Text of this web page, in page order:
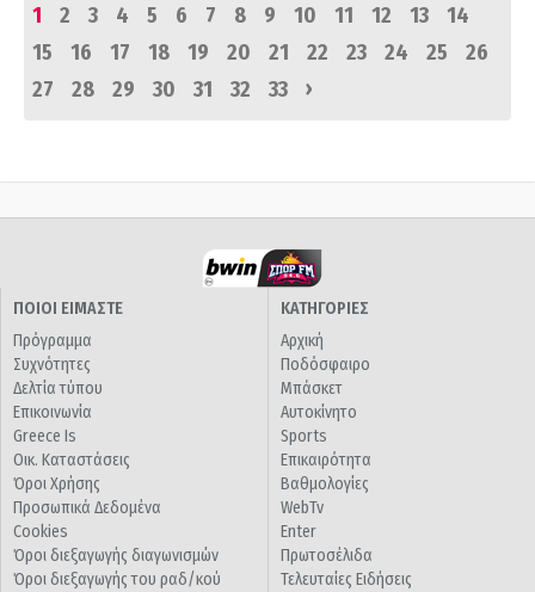
1
2 3 4 5 6 7 8 9 10 11 12 13
14
15
16 17 18 19 20 21 22 23 24 25
26
27
28 29 30 31 32 33 ›
ΠΟΙΟΙ ΕΙΜΑΣΤΕ
Πρόγραμμα
Συχνότητες
Δελτία τύπου
Επικοινωνία
Greece Is
Οικ. Καταστάσεις
Όροι Χρήσης
Προσωπικά Δεδομένα
Cookies
Όροι διεξαγωγής διαγωνισμών
Όροι διεξαγωγής του ραδ/κού
ΚΑΤΗΓΟΡΙΕΣ
Αρχική
Ποδόσφαιρο
Μπάσκετ
Αυτοκίνητο
Sports
Επικαιρότητα
Βαθμολογίες
WebTv
Enter
Πρωτοσέλιδα
Τελευταίες Ειδήσεις